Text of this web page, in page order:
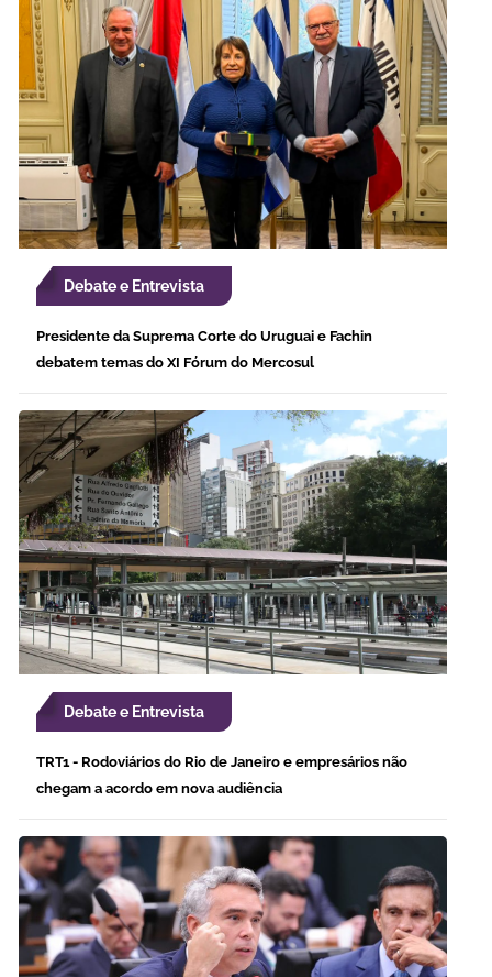
Debate e Entrevista
Presidente da Suprema Corte do Uruguai e Fachin
debatem temas do XI Fórum do Mercosul
Debate e Entrevista
TRT1 - Rodoviários do Rio de Janeiro e empresários não
chegam a acordo em nova audiência